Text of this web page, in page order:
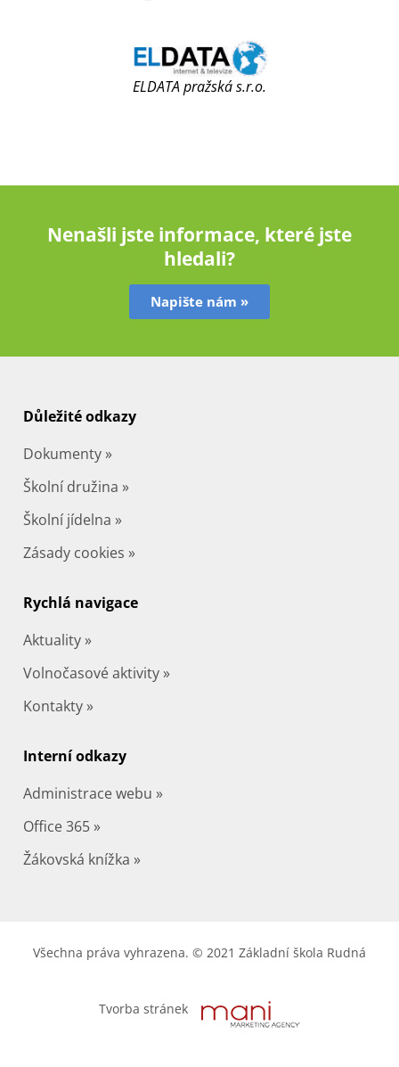
ELDATA pražská s.r.o.
Nenašli jste informace, které jste
hledali?
Napište nám »
Důležité odkazy
Dokumenty »
Školní družina »
Školní jídelna »
Zásady cookies »
Rychlá navigace
Aktuality »
Volnočasové aktivity »
Kontakty »
Interní odkazy
Administrace webu »
Office 365 »
Žákovská knížka »
Tvorba stránek
Všechna práva vyhrazena. © 2021 Základní škola Rudná